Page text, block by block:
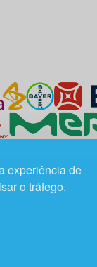
experiência de
o tráfego.